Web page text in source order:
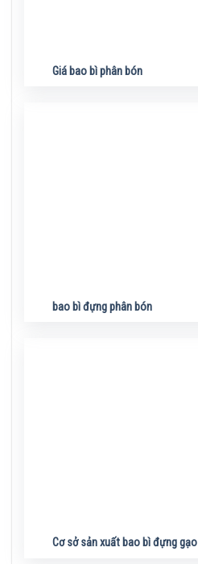
Giá bao bì phân bón
bao bì đựng phân bón
Cơ sở sản xuất bao bì đựng gạo